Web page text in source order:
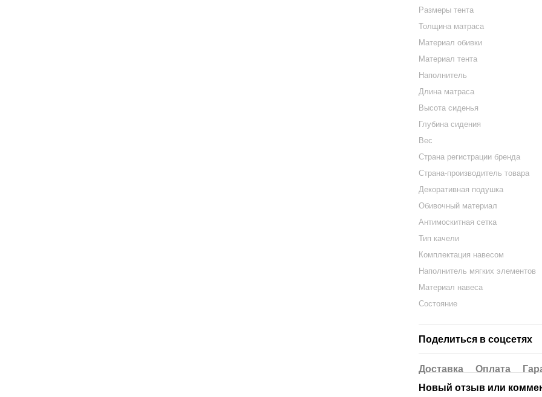
Размеры тента
Толщина матраса
Материал обивки
Материал тента
Наполнитель
Длина матраса
Высота сиденья
Глубина сидения
Вес
Страна регистрации бренда
Страна-производитель товара
Декоративная подушка
Обивочный материал
Антимоскитная сетка
Тип качели
Комплектация навесом
Наполнитель мягких элементов
Материал навеса
Состояние
Поделиться в соцсетях
Доставка Оплата
Новый отзыв или